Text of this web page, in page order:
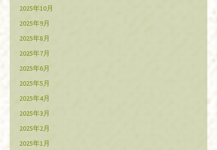
2025年10月
2025年9月
2025年8月
2025年7月
2025年6月
2025年5月
2025年4月
2025年3月
2025年2月
2025年1月